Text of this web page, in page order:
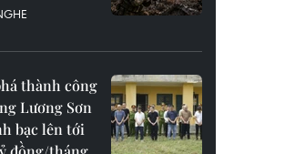
thành công
Lương Sơn
bạc lên tới